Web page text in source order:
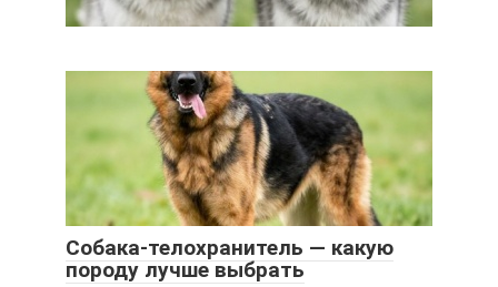
Собака-телохранитель — какую
породу лучше выбрать